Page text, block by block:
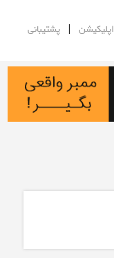
اپلیکیشن |پشتیبانی